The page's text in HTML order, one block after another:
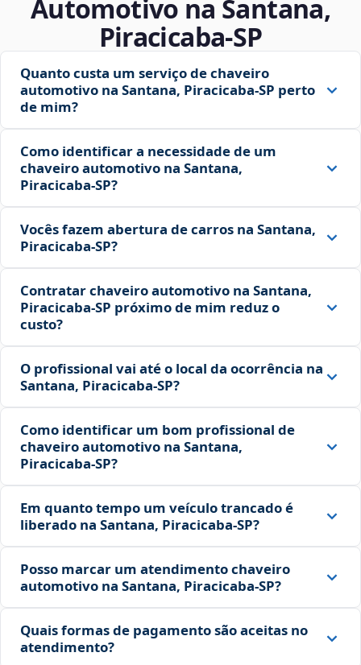
Automotivo na Santana,
Piracicaba‑SP
Quanto custa um serviço de chaveiro
automotivo na Santana, Piracicaba‑SP perto
de mim?
Como identificar a necessidade de um
chaveiro automotivo na Santana,
Piracicaba‑SP?
Vocês fazem abertura de carros na Santana,
Piracicaba‑SP?
Contratar chaveiro automotivo na Santana,
Piracicaba‑SP próximo de mim reduz o
custo?
O profissional vai até o local da ocorrência na
Santana, Piracicaba‑SP?
Como identificar um bom profissional de
chaveiro automotivo na Santana,
Piracicaba‑SP?
Em quanto tempo um veículo trancado é
liberado na Santana, Piracicaba‑SP?
Posso marcar um atendimento chaveiro
automotivo na Santana, Piracicaba‑SP?
Quais formas de pagamento são aceitas no
atendimento?